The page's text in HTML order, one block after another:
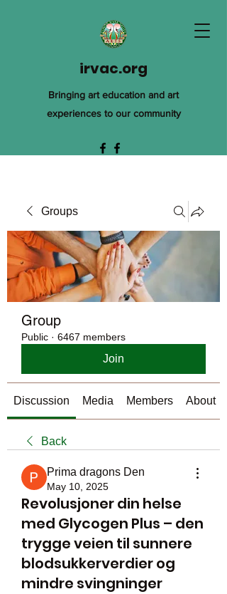
irvac.org
Bringing art education and art
experiences to our community
Groups
Group
Public · 6467 members
Join
Discussion Media Members About
Back
Prima dragons Den
May 10, 2025
Revolusjoner din helse
med Glycogen Plus – den
trygge veien til sunnere
blodsukkerverdier og
mindre svingninger